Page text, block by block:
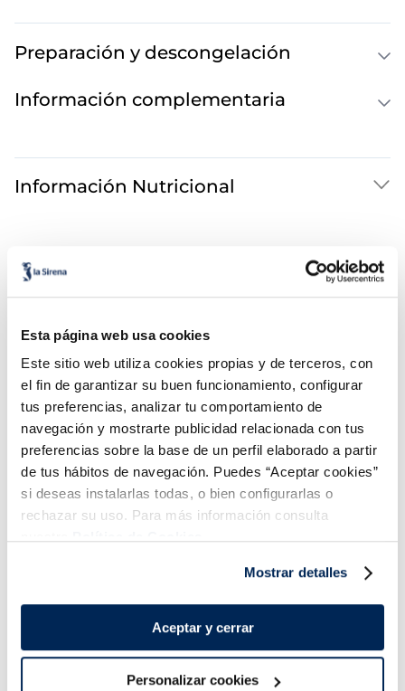
Esta página web usa cookies
Este sitio web utiliza cookies propias y de terceros, con
el fin de garantizar su buen funcionamiento, configurar
tus preferencias, analizar tu comportamiento de
navegación y mostrarte publicidad relacionada con tus
preferencias sobre la base de un perfil elaborado a partir
de tus hábitos de navegación. Puedes “Aceptar cookies”
si deseas instalarlas todas, o bien configurarlas o
rechazar su uso. Para más información consulta
Mostrar detalles
Aceptar y cerrar
Personalizar cookies
Preparación y descongelación
Información complementaria
Información Nutricional
Magnum mini Classic
surtido 8 unidades
Sin gluten
4,99 €
Magnum mini La
5,99 € Caja 6 x 55ml
Añadir